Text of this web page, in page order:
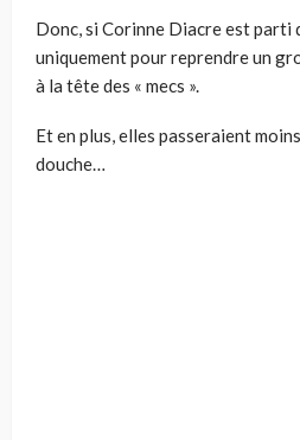
Donc, si Corinne Diacre est parti
uniquement pour reprendre un
à la tête des « mecs ».
Et en plus, elles passeraient
douche…